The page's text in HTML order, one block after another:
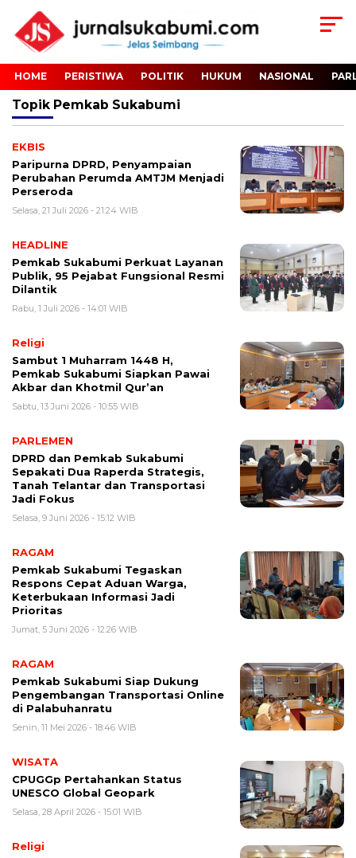
HOME PERISTIWA POLITIK HUKUM NASIONAL
Topik Pemkab Sukabumi
EKBIS
Paripurna DPRD, Penyampaian
Perubahan Perumda AMTJM Menjadi
Perseroda
Selasa, 21 Juli 2026 - 21:24 WIB
HEADLINE
Pemkab Sukabumi Perkuat Layanan
Publik, 95 Pejabat Fungsional Resmi
Dilantik
Rabu, 1 Juli 2026 - 14:01 WIB
Religi
Sambut 1 Muharram 1448 H,
Pemkab Sukabumi Siapkan Pawai
Akbar dan Khotmil Qur’an
Sabtu, 13 Juni 2026 - 10:55 WIB
PARLEMEN
DPRD dan Pemkab Sukabumi
Sepakati Dua Raperda Strategis,
Tanah Telantar dan Transportasi
Jadi Fokus
Selasa, 9 Juni 2026 - 15:12 WIB
RAGAM
Pemkab Sukabumi Tegaskan
Respons Cepat Aduan Warga,
Keterbukaan Informasi Jadi
Prioritas
Jumat, 5 Juni 2026 - 12:26 WIB
RAGAM
Pemkab Sukabumi Siap Dukung
Pengembangan Transportasi Online
di Palabuhanratu
Senin, 11 Mei 2026 - 18:46 WIB
WISATA
CPUGGp Pertahankan Status
UNESCO Global Geopark
Selasa, 28 April 2026 - 15:01 WIB
Religi